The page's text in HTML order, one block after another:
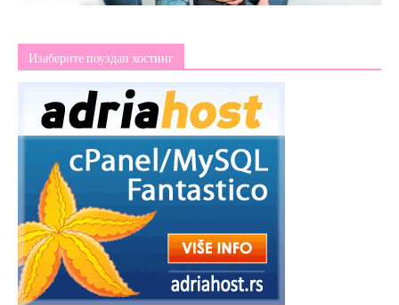
Изаберите поуздан хостинг